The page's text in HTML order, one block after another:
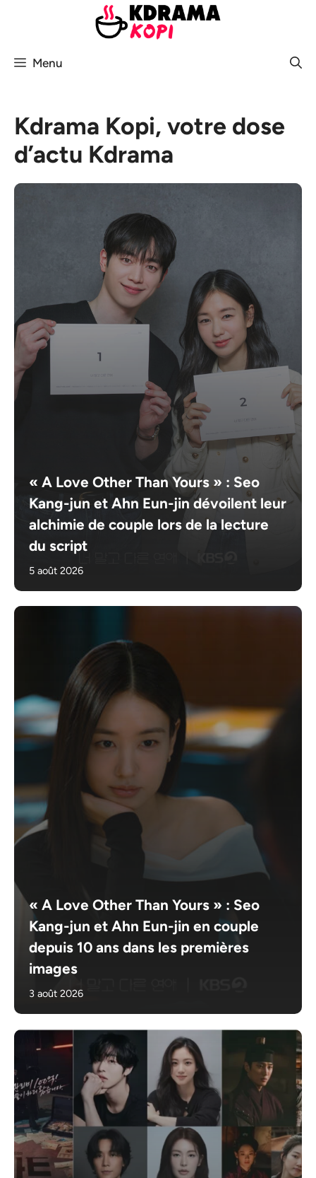
Menu
Kdrama Kopi, votre dose
d’actu Kdrama
« A Love Other Than Yours » : Seo
Kang-jun et Ahn Eun-jin dévoilent leur
alchimie de couple lors de la lecture
du script
5 août 2026
« A Love Other Than Yours » : Seo
Kang-jun et Ahn Eun-jin en couple
depuis 10 ans dans les premières
images
3 août 2026